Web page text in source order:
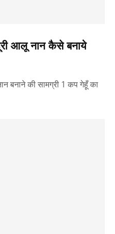
आलू नान कैसे बनाये
बनाने की सामग्री 1 कप गेहूँ का